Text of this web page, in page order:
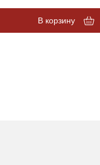
В корзину